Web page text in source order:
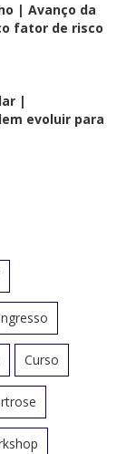
| Avanço da
fator de risco
|
evoluir para
Curso